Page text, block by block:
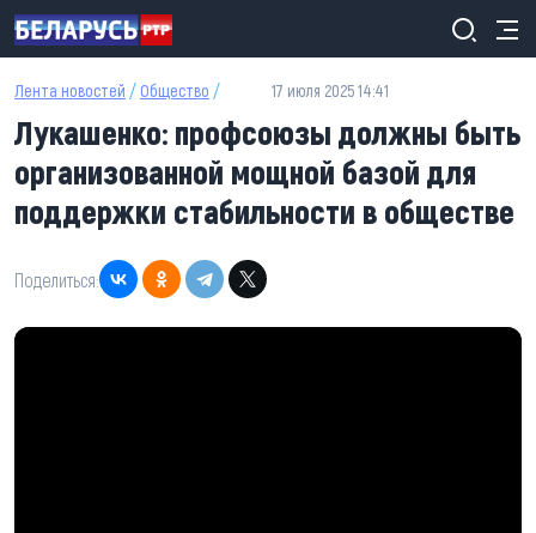
Перейти к основному содержанию
Лента новостей / Общество / 17 июля 2025 14:41
Лукашенко: профсоюзы должны быть
организованной мощной базой для
поддержки стабильности в обществе
Поделиться: